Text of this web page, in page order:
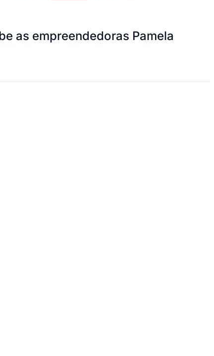
as empreendedoras Pamela